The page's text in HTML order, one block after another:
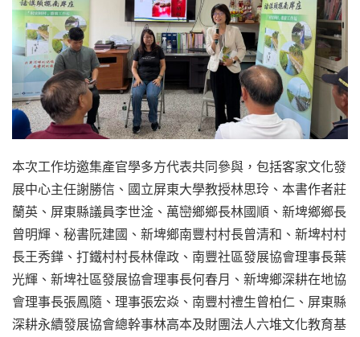
本次工作坊邀集產官學多方代表共同參與，包括客家文化發
展中心主任謝勝信、國立屏東大學教授林思玲、本書作者莊
蘭英、屏東縣議員李世淦、萬巒鄉鄉長林國順、新埤鄉鄉長
曾明輝、秘書阮建國、新埤鄉南豐村村長曾清和、新埤村村
長王秀鏵、打鐵村村長林偉政、南豐社區發展協會理事長葉
光輝、新埤社區發展協會理事長何春月、新埤鄉深耕在地協
會理事長張鳳隨、理事張宏焱、南豐村禮生曾柏仁、屏東縣
深耕永續發展協會總幹事林高本及財團法人六堆文化教育基